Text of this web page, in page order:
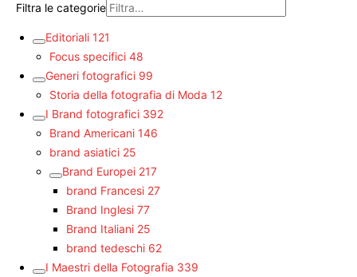
Filtra le categorie
Editoriali 121
Focus specifici 48
Generi fotografici 99
Storia della fotografia di Moda 12
I Brand fotografici 392
Brand Americani 146
brand asiatici 25
Brand Europei 217
brand Francesi 27
Brand Inglesi 77
Brand Italiani 25
brand tedeschi 62
I Maestri della Fotografia 339